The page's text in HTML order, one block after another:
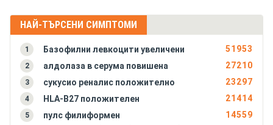
Алергичен ентероколит
Алкаптонурия
Амилоидоза на бъбреците
Амилоидоза на черния дроб
Анкилозиращ спондилартрит (болест на Бехтерев)
Антракс (белодробна форма)
Антракс (чревна форма)
НАЙ-ТЪРСЕНИ СИМПТОМИ
1 Базофилни левкоцити увеличени 51953
2 алдолаза в серума повишена 27210
3 сукусио реналис положително 23297
4 HLA-B27 положителен 21414
5 пулс филиформен 14559